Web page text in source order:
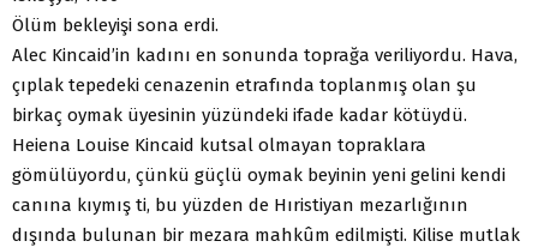
Ölüm bekleyişi sona erdi.
Alec Kincaid’in kadını en sonunda toprağa veriliyordu. Hava,
çıplak tepedeki cenazenin etrafında toplanmış olan şu
birkaç oymak üyesinin yüzündeki ifade kadar kötüydü.
Heiena Louise Kincaid kutsal olmayan topraklara
gömülüyordu, çünkü güçlü oymak beyinin yeni gelini kendi
canına kıymış ti, bu yüzden de Hıristiyan mezarlığının
dışında bulunan bir mezara mahkûm edilmişti. Kilise mutlak